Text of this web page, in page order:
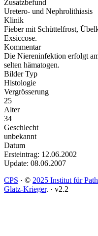
Zusatzbefund
Uretero- und Nephrolithiasis
Klinik
Fieber mit Schüttelfrost,
Exsiccose.
Kommentar
Die Niereninfektion erfolgt
selten hämatogen.
Bilder Typ
Histologie
Vergrösserung
25
Alter
34
Geschlecht
unbekannt
Datum
Ersteintrag: 12.06.2002
Update: 08.06.2007
CPS · © 2025 Institut für
Glatz-Krieger. · v2.2